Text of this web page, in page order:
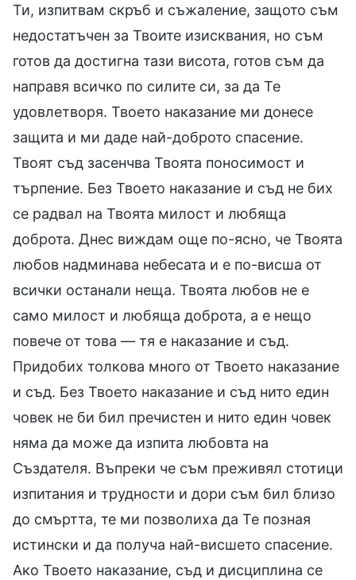
Ти, изпитвам скръб и съжаление, защото съм
недостатъчен за Твоите изисквания, но съм
готов да достигна тази висота, готов съм да
направя всичко по силите си, за да Те
удовлетворя. Твоето наказание ми донесе
защита и ми даде най-доброто спасение.
Твоят съд засенчва Твоята поносимост и
търпение. Без Твоето наказание и съд не бих
се радвал на Твоята милост и любяща
доброта. Днес виждам още по-ясно, че Твоята
любов надминава небесата и е по-висша от
всички останали неща. Твоята любов не е
само милост и любяща доброта, а е нещо
повече от това — тя е наказание и съд.
Придобих толкова много от Твоето наказание
и съд. Без Твоето наказание и съд нито един
човек не би бил пречистен и нито един човек
няма да може да изпита любовта на
Създателя. Въпреки че съм преживял стотици
изпитания и трудности и дори съм бил близо
до смъртта, те ми позволиха да Те позная
истински и да получа най-висшето спасение.
Ако Твоето наказание, съд и дисциплина се